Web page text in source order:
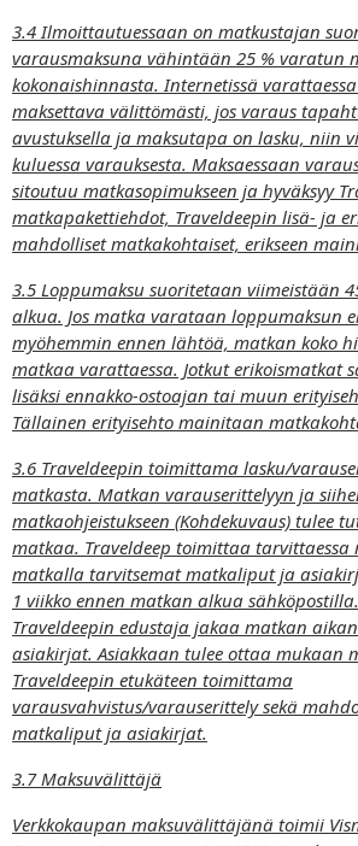
3.4 Ilmoittautuessaan on matkustajan
varausmaksuna vähintään 25 % varatun
kokonaishinnasta. Internetissä
maksettava välittömästi, jos varaus
avustuksella ja maksutapa on lasku, niin
kuluessa varauksesta. Maksaessaan
sitoutuu matkasopimukseen ja hyväksyy
matkapakettiehdot, Traveldeepin lisä- ja
mahdolliset matkakohtaiset, erikseen
3.5 Loppumaksu suoritetaan viimeistään
alkua. Jos matka varataan loppumaksun
myöhemmin ennen lähtöä, matkan koko
matkaa varattaessa. Jotkut erikoismatkat
lisäksi ennakko-ostoajan tai muun
Tällainen erityisehto mainitaan
3.6 Traveldeepin toimittama lasku/
matkasta. Matkan varauserittelyyn ja
matkaohjeistukseen (Kohdekuvaus) tulee
matkaa. Traveldeep toimittaa tarvittaessa
matkalla tarvitsemat matkaliput ja
1 viikko ennen matkan alkua
Traveldeepin edustaja jakaa matkan
asiakirjat. Asiakkaan tulee ottaa mukaan
Traveldeepin etukäteen toimittama
varausvahvistus/varauserittely sekä
matkaliput ja asiakirjat.
3.7 Maksuvälittäjä
Verkkokaupan maksuvälittäjänä toimii